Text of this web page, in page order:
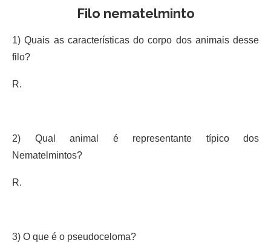
Filo nematelminto
1) Quais as características do corpo dos animais desse
filo?
R.
2) Qual animal é representante típico dos
Nematelmintos?
R.
3) O que é o pseudoceloma?